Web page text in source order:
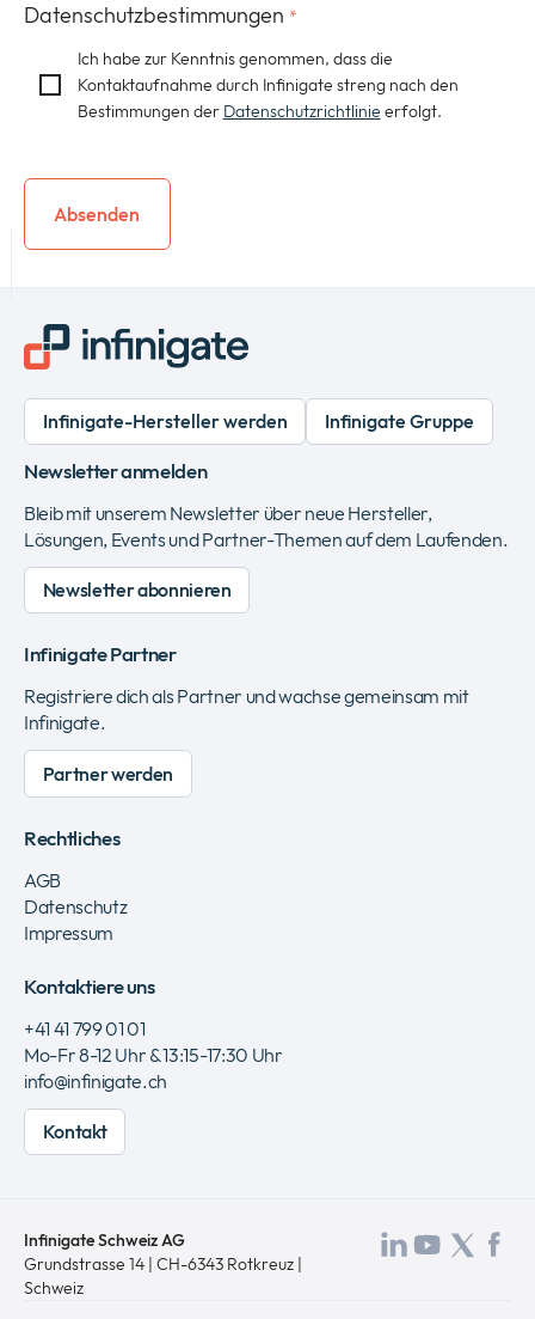
Datenschutzbestimmungen *
Ich habe zur Kenntnis genommen, dass die
Kontaktaufnahme durch Infinigate streng nach den
Bestimmungen der Datenschutzrichtlinie erfolgt.
Infinigate-Hersteller werden Infinigate Gruppe
Newsletter anmelden
Bleib mit unserem Newsletter über neue Hersteller,
Lösungen, Events und Partner-Themen auf dem Laufenden.
Newsletter abonnieren
Infinigate Partner
Registriere dich als Partner und wachse gemeinsam mit
Infinigate.
Partner werden
Rechtliches
AGB
Datenschutz
Impressum
Kontaktiere uns
+41 41 799 01 01
Mo-Fr 8-12 Uhr & 13:15-17:30 Uhr
info@infinigate.ch
Kontakt
Infinigate Schweiz AG
Grundstrasse 14 | CH-6343 Rotkreuz |
Schweiz
Besuchen